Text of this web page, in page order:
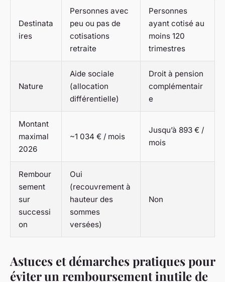
Destinata
ires
Personnes avec
peu ou pas de
cotisations
retraite
Personnes
ayant cotisé au
moins 120
trimestres
Nature
Aide sociale
(allocation
différentielle)
Droit à pension
complémentair
e
Montant
maximal
2026
~1 034 € / mois
Jusqu’à 893 € /
mois
Rembour
sement
sur
successi
on
Oui
(recouvrement à
hauteur des
sommes
versées)
Non
Astuces et démarches pratiques pour
éviter un remboursement inutile de